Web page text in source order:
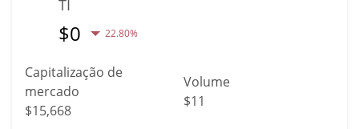
TI
$0 22.80%
Capitalização de
mercado
$15,668
Volume
$11